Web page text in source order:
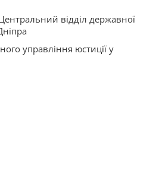
відділ державної
управління юстиції у